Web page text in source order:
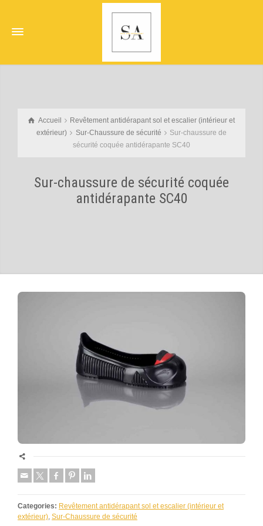
Accueil
Revêtement antidérapant sol et escalier (intérieur et
extérieur)
Sur-Chaussure de sécurité
Sur-chaussure de
sécurité coquée antidérapante SC40
Sur-chaussure de sécurité coquée
antidérapante SC40
Categories: Revêtement antidérapant sol et escalier (intérieur et
extérieur) Sur-Chaussure de sécurité